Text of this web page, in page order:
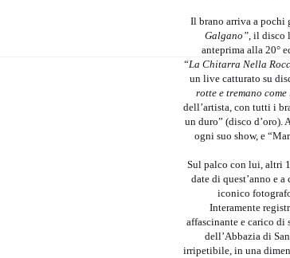
Il brano arriva a
Galgano”, il disco
anteprima alla 20°
“La Chitarra Nella
un live catturato su
rotte e tremano
dell’artista, con tutti i
un duro” (disco d’oro).
ogni suo show, e
Sul palco con lui, altri
date di quest’anno e
iconico
Interamente
affascinante e carico di
dell’Abbazia di
irripetibile, in una